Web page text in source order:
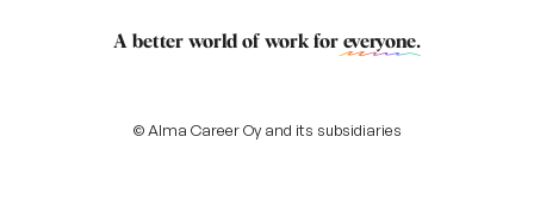
A better world of work for everyone.
© Alma Career Oy and its subsidiaries